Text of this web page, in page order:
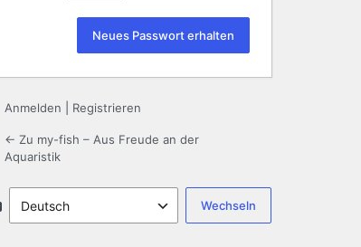
Anmelden Registrieren
← Zu my-fish – Aus Freude an der
Aquaristik
Sprache